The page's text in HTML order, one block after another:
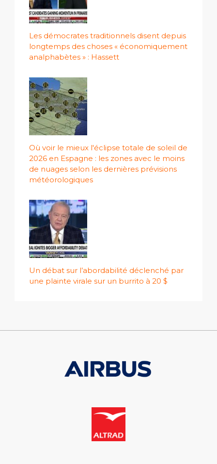
Les démocrates traditionnels disent depuis
longtemps des choses « économiquement
analphabètes » : Hassett
Où voir le mieux l'éclipse totale de soleil de
2026 en Espagne : les zones avec le moins
de nuages ​​selon les dernières prévisions
météorologiques
Un débat sur l’abordabilité déclenché par
une plainte virale sur un burrito à 20 $